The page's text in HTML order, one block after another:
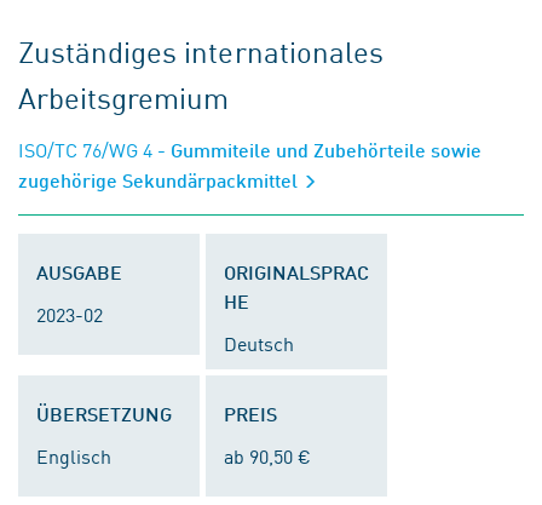
Zuständiges internationales
Arbeitsgremium
ISO/TC 76/WG 4 - Gummiteile und Zubehörteile sowie
zugehörige Sekundärpackmittel
AUSGABE
2023-02
ORIGINALSPRAC
HE
Deutsch
ÜBERSETZUNG
Englisch
PREIS
ab 90,50 €